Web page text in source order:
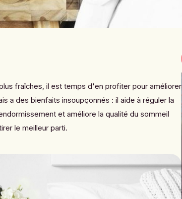
fraîches, il est temps d'en profiter pour améliorer
a des bienfaits insoupçonnés : il aide à réguler la
et améliore la qualité du sommeil
le meilleur parti.